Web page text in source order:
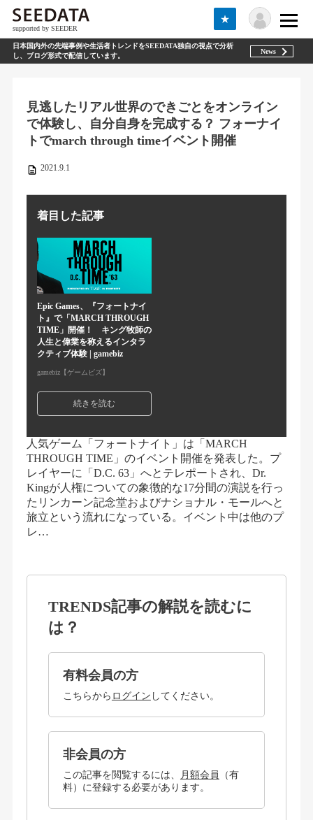
supported by SEEDER
★
日本国内外の先端事例や生活者トレンドをSEEDATA独自の視点で分析
し、ブログ形式で配信しています。
News
見逃したリアル世界のできごとをオンライン
で体験し、自分自身を完成する？ フォーナイ
トでmarch through timeイベント開催
2021.9.1
着目した記事
Epic Games、『フォートナイ
ト』で「MARCH THROUGH
TIME」開催！ キング牧師の
人生と偉業を称えるインタラ
クティブ体験 | gamebiz
gamebiz【ゲームビズ】
続きを読む
人気ゲーム「フォートナイト」は「MARCH
THROUGH TIME」のイベント開催を発表した。プ
レイヤーに「D.C. 63」へとテレポートされ、Dr.
Kingが人権についての象徴的な17分間の演説を行っ
たリンカーン記念堂およびナショナル・モールへと
旅立という流れになっている。イベント中は他のプ
レ…
TRENDS記事の解説を読むに
は？
有料会員の方
こちらから ログイン してください。
非会員の方
この記事を閲覧するには、 月額会員
（有
料）に登録する必要があります。